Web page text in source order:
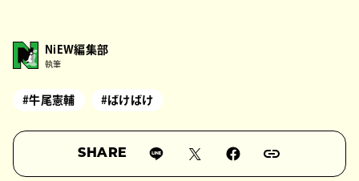
NiEW編集部
執筆
#牛尾憲輔 #ばけばけ
SHARE